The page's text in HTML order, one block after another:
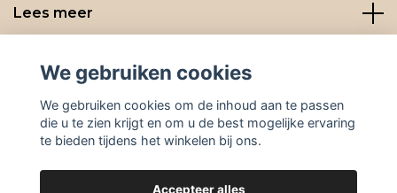
Lees meer
Social media
We gebruiken cookies
We gebruiken cookies om de inhoud aan te passen
die u te zien krijgt en om u de best mogelijke ervaring
te bieden tijdens het winkelen bij ons.
Accepteer alles